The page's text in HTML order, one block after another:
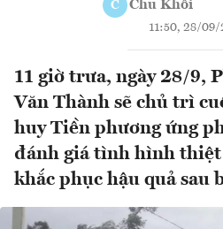
C Chu Khôi
11:50, 28/09/
11 giờ trưa, ngày 28/9,
Văn Thành sẽ chủ trì
huy Tiền phương ứng
đánh giá tình hình thiệt
khắc phục hậu quả sau